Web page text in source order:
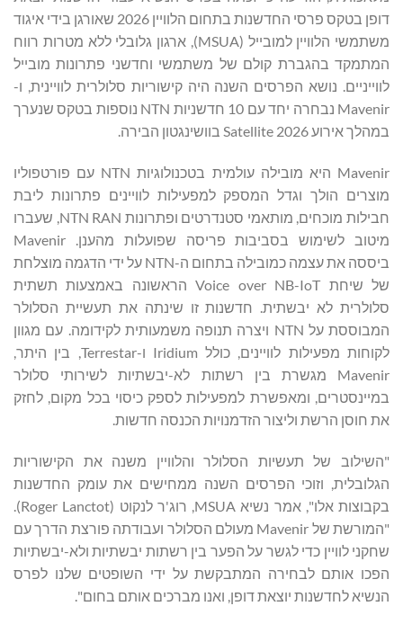
דופן בטקס פרסי החדשנות בתחום הלוויין 2026 שאורגן בידי איגוד
משתמשי הלוויין למובייל (MSUA), ארגון גלובלי ללא מטרות רווח
המתמקד בהגברת קולם של משתמשי וחדשני פתרונות מובייל
לווייניים. נושא הפרסים השנה היה קישוריות סלולרית לוויינית, ו-
Mavenir נבחרה יחד עם 10 חדשניות NTN נוספות בטקס שנערך
במהלך אירוע Satellite 2026 בוושינגטון הבירה.
Mavenir היא מובילה עולמית בטכנולוגיות NTN עם פורטפוליו
מוצרים הולך וגדל המספק למפעילות לוויינים פתרונות ליבת
חבילות מוכחים, מותאמי סטנדרטים ופתרונות NTN RAN, שעברו
מיטוב לשימוש בסביבות פריסה שפועלות מהענן. Mavenir
ביססה את עצמה כמובילה בתחום ה-NTN על ידי הדגמה מוצלחת
של שיחת Voice over NB-IoT הראשונה באמצעות תשתית
סלולרית לא יבשתית. חדשנות זו שינתה את תעשיית הסלולר
המבוססת על NTN ויצרה תנופה משמעותית לקידומה. עם מגוון
לקוחות מפעילות לוויינים, כולל Iridium ו-Terrestar, בין היתר,
Mavenir מגשרת בין רשתות לא-יבשתיות לשירותי סלולר
במיינסטרים, ומאפשרת למפעילות לספק כיסוי בכל מקום, לחזק
את חוסן הרשת וליצור הזדמנויות הכנסה חדשות.
"השילוב של תעשיות הסלולר והלוויין משנה את הקישוריות
הגלובלית, וזוכי הפרסים השנה ממחישים את עומק החדשנות
בקבוצות אלו", אמר נשיא MSUA, רוג'ר לנקוט (Roger Lanctot).
"המורשת של Mavenir מעולם הסלולר ועבודתה פורצת הדרך עם
שחקני לוויין כדי לגשר על הפער בין רשתות יבשתיות ולא-יבשתיות
הפכו אותם לבחירה המתבקשת על ידי השופטים שלנו לפרס
הנשיא לחדשנות יוצאת דופן, ואנו מברכים אותם בחום".